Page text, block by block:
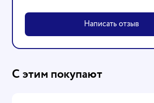
Написать отзыв
С этим покупают